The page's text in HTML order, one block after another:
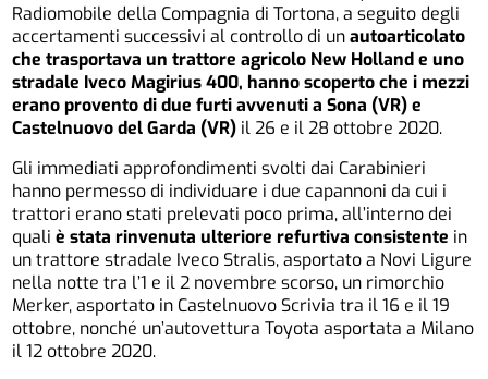
Radiomobile della Compagnia di Tortona, a seguito degli
accertamenti successivi al controllo di unautoarticolato
che trasportava un trattore agricolo New Holland e uno
stradale Iveco Magirius 400, hanno scoperto che i mezzi
erano provento di due furti avvenuti a Sona (VR) e
Castelnuovo del Garda (VR) il 26 e il 28 ottobre 2020.
Gli immediati approfondimenti svolti dai Carabinieri
hanno permesso di individuare i due capannoni da cui i
trattori erano stati prelevati poco prima, all’interno dei
qualiè stata rinvenuta ulteriore refurtiva consistente in
un trattore stradale Iveco Stralis, asportato a Novi Ligure
nella notte tra l’1 e il 2 novembre scorso, un rimorchio
Merker, asportato in Castelnuovo Scrivia tra il 16 e il 19
ottobre, nonché un’autovettura Toyota asportata a Milano
il 12 ottobre 2020.